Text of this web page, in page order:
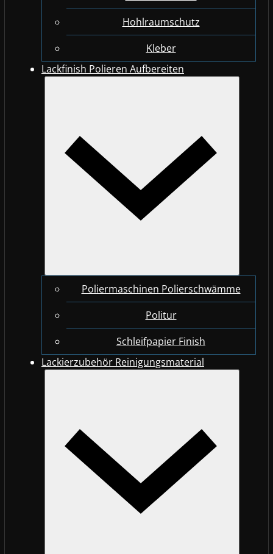
Hohlraumschutz
Kleber
Lackfinish Polieren Aufbereiten
Poliermaschinen Polierschwämme
Politur
Schleifpapier Finish
Lackierzubehör Reinigungsmaterial